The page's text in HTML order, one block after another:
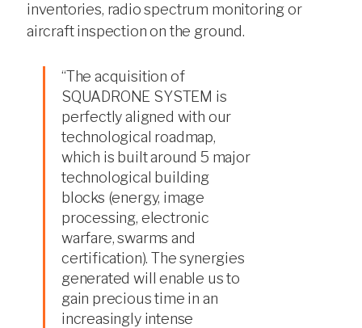
inventories, radio spectrum monitoring or
aircraft inspection on the ground.
“The acquisition of
SQUADRONE SYSTEM is
perfectly aligned with our
technological roadmap,
which is built around 5 major
technological building
blocks (energy, image
processing, electronic
warfare, swarms and
certification). The synergies
generated will enable us to
gain precious time in an
increasingly intense